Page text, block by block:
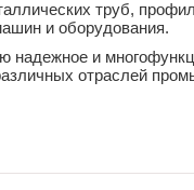
труб,
и оборудования.
и
отраслей